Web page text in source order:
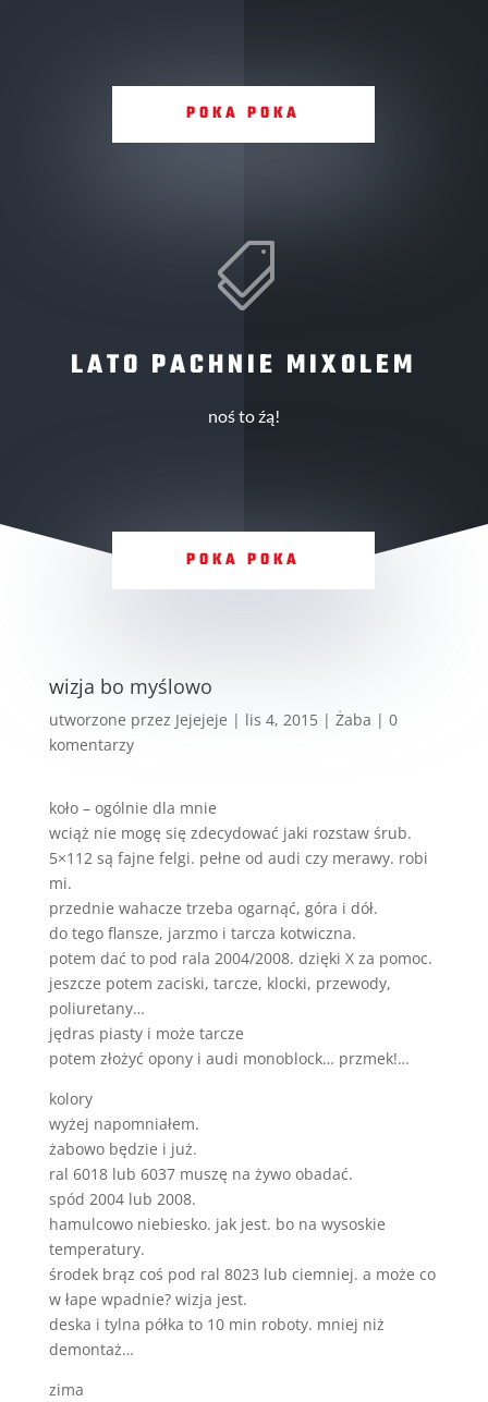
POKA POKA

LATO PACHNIE MIXOLEM
noś to źą!
POKA POKA
wizja bo myślowo
utworzone przez Jejejeje | lis 4, 2015| Żaba | 0
komentarzy
koło – ogólnie dla mnie
wciąż nie mogę się zdecydować jaki rozstaw śrub.
5×112 są fajne felgi. pełne od audi czy merawy. robi
mi.
przednie wahacze trzeba ogarnąć, góra i dół.
do tego flansze, jarzmo i tarcza kotwiczna.
potem dać to pod rala 2004/2008. dzięki X za pomoc.
jeszcze potem zaciski, tarcze, klocki, przewody,
poliuretany…
jędras piasty i może tarcze
potem złożyć opony i audi monoblock… przmek!…
kolory
wyżej napomniałem.
żabowo będzie i już.
ral 6018 lub 6037 muszę na żywo obadać.
spód 2004 lub 2008.
hamulcowo niebiesko. jak jest. bo na wysoskie
temperatury.
środek brąz coś pod ral 8023 lub ciemniej. a może co
w łape wpadnie? wizja jest.
deska i tylna półka to 10 min roboty. mniej niż
demontaż…
zima